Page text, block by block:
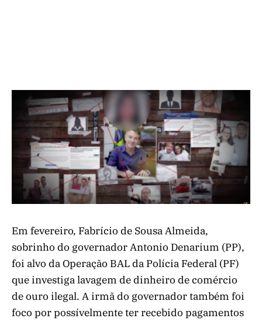
Em fevereiro, Fabrício de Sousa Almeida,
sobrinho do governador Antonio Denarium (PP),
foi alvo da Operação BAL da Polícia Federal (PF)
que investiga lavagem de dinheiro de comércio
de ouro ilegal. A irmã do governador também foi
foco por possívelmente ter recebido pagamentos